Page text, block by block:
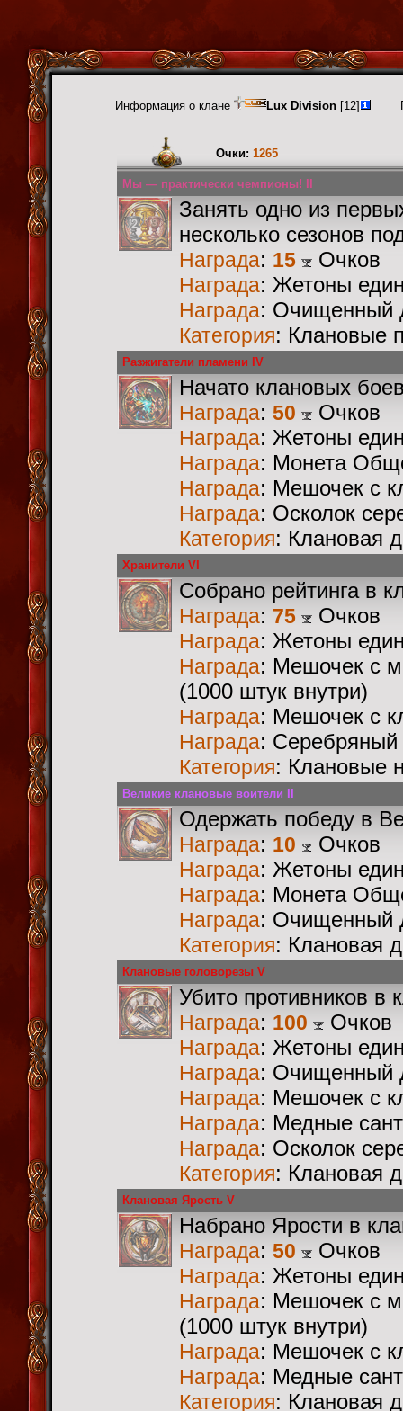
Информация о клане Lux Division [12]
Очки: 1265
Мы — практически чемпионы! II
Занять одно из
несколько сезонов
Награда: 15 Очков
Награда: Жетоны
Награда: Очищенный
Категория: Клановые
Разжигатели пламени IV
Начато клановых
Награда: 50 Очков
Награда: Жетоны
Награда: Монета
Награда: Мешочек с
Награда: Осколок
Категория: Клановая
Хранители VI
Собрано рейтинга в
Награда: 75 Очков
Награда: Жетоны
Награда: Мешочек с
(1000 штук внутри)
Награда: Мешочек с
Награда: Серебряный
Категория: Клановые
Великие клановые воители II
Одержать победу в
Награда: 10 Очков
Награда: Жетоны
Награда: Монета
Награда: Очищенный
Категория: Клановая
Клановые головорезы V
Убито противников в
Награда: 100 Очков
Награда: Жетоны
Награда: Очищенный
Награда: Мешочек с
Награда: Медные
Награда: Осколок
Категория: Клановая
Клановая Ярость V
Набрано Ярости в
Награда: 50 Очков
Награда: Жетоны
Награда: Мешочек с
(1000 штук внутри)
Награда: Мешочек с
Награда: Медные
Категория: Клановая